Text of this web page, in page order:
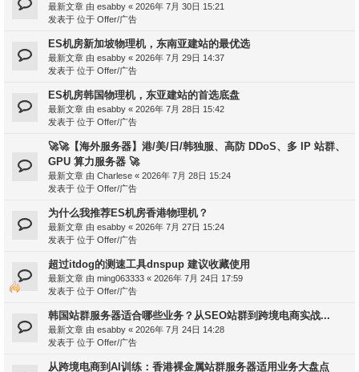
最新文章 由 esabby « 2026年 7月 30日 15:21
发表于 位于 Offer/广告
ES机房新加坡物理机，东南亚建站的最优选
最新文章 由 esabby « 2026年 7月 29日 14:37
发表于 位于 Offer/广告
ES机房韩国物理机，东亚建站的首选底盘
最新文章 由 esabby « 2026年 7月 28日 15:42
发表于 位于 Offer/广告
🚀🚀【海外服务器】港/美/日/韩独服、高防 DDoS、多 IP 站群、
GPU 算力服务器 🚀
最新文章 由 Charlese « 2026年 7月 28日 15:24
发表于 位于 Offer/广告
为什么我推荐ES机房香港物理机？
最新文章 由 esabby « 2026年 7月 27日 15:24
发表于 位于 Offer/广告
超过itdog的测速工具dnspup 建议收藏使用
最新文章 由 ming063333 « 2026年 7月 24日 17:59
发表于 位于 Offer/广告
韩国站群服务器适合哪些业务？从SEO站群到跨境电商实战...
最新文章 由 esabby « 2026年 7月 24日 14:28
发表于 位于 Offer/广告
从跨境电商到AI训练：香港裸金属站群服务器适用业务大盘点